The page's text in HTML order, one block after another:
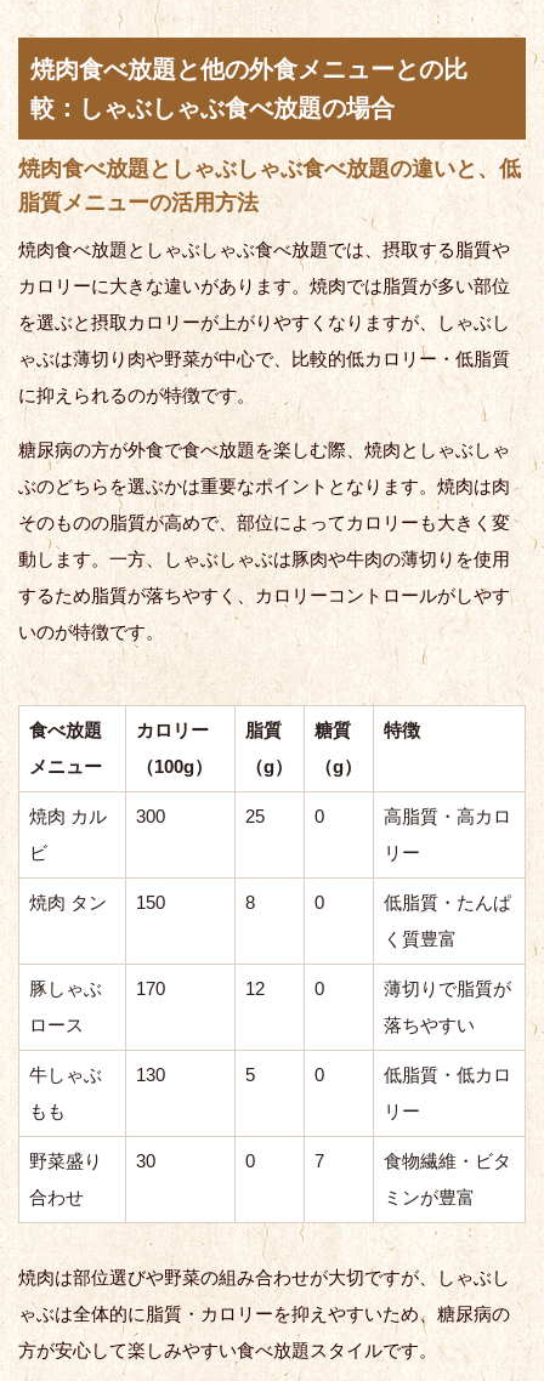
焼肉食べ放題と他の外食メニューとの比
較：しゃぶしゃぶ食べ放題の場合
焼肉食べ放題としゃぶしゃぶ食べ放題の違いと、低
脂質メニューの活用方法
焼肉食べ放題としゃぶしゃぶ食べ放題では、摂取する脂質や
カロリーに大きな違いがあります。焼肉では脂質が多い部位
を選ぶと摂取カロリーが上がりやすくなりますが、しゃぶし
ゃぶは薄切り肉や野菜が中心で、比較的低カロリー・低脂質
に抑えられるのが特徴です。
糖尿病の方が外食で食べ放題を楽しむ際、焼肉としゃぶしゃ
ぶのどちらを選ぶかは重要なポイントとなります。焼肉は肉
そのものの脂質が高めで、部位によってカロリーも大きく変
動します。一方、しゃぶしゃぶは豚肉や牛肉の薄切りを使用
するため脂質が落ちやすく、カロリーコントロールがしやす
いのが特徴です。
食べ放題
メニュー
カロリー
（100g）
脂質
（g）
糖質
（g）
特徴
焼肉 カル
ビ
300 25 0
高脂質・高カロ
リー
焼肉 タン 150 8 0
低脂質・たんぱ
く質豊富
豚しゃぶ
ロース
170 12 0
薄切りで脂質が
落ちやすい
牛しゃぶ
もも
130 5 0
低脂質・低カロ
リー
野菜盛り
合わせ
30 0 7
食物繊維・ビタ
ミンが豊富
焼肉は部位選びや野菜の組み合わせが大切ですが、しゃぶし
ゃぶは全体的に脂質・カロリーを抑えやすいため、糖尿病の
方が安心して楽しみやすい食べ放題スタイルです。